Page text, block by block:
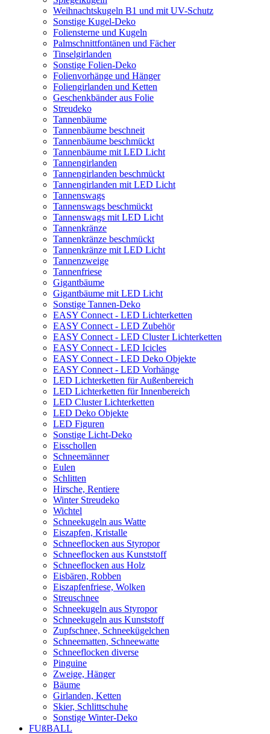
Weihnachtskugeln B1 und mit UV-Schutz
Sonstige Kugel-Deko
Foliensterne und Kugeln
Palmschnittfontänen und Fächer
Tinselgirlanden
Sonstige Folien-Deko
Folienvorhänge und Hänger
Foliengirlanden und Ketten
Geschenkbänder aus Folie
Streudeko
Tannenbäume
Tannenbäume beschneit
Tannenbäume beschmückt
Tannenbäume mit LED Licht
Tannengirlanden
Tannengirlanden beschmückt
Tannengirlanden mit LED Licht
Tannenswags
Tannenswags beschmückt
Tannenswags mit LED Licht
Tannenkränze
Tannenkränze beschmückt
Tannenkränze mit LED Licht
Tannenzweige
Tannenfriese
Gigantbäume
Gigantbäume mit LED Licht
Sonstige Tannen-Deko
EASY Connect - LED Lichterketten
EASY Connect - LED Zubehör
EASY Connect - LED Cluster Lichterketten
EASY Connect - LED Icicles
EASY Connect - LED Deko Objekte
EASY Connect - LED Vorhänge
LED Lichterketten für Außenbereich
LED Lichterketten für Innenbereich
LED Cluster Lichterketten
LED Deko Objekte
LED Figuren
Sonstige Licht-Deko
Eisschollen
Schneemänner
Eulen
Schlitten
Hirsche, Rentiere
Winter Streudeko
Wichtel
Schneekugeln aus Watte
Eiszapfen, Kristalle
Schneeflocken aus Styropor
Schneeflocken aus Kunststoff
Schneeflocken aus Holz
Eisbären, Robben
Eiszapfenfriese, Wolken
Streuschnee
Schneekugeln aus Styropor
Schneekugeln aus Kunststoff
Zupfschnee, Schneekügelchen
Schneematten, Schneewatte
Schneeflocken diverse
Pinguine
Zweige, Hänger
Bäume
Girlanden, Ketten
Skier, Schlittschuhe
Sonstige Winter-Deko
FUßBALL